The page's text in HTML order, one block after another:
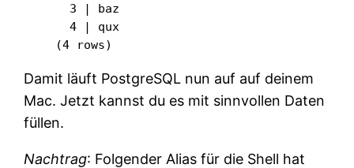
  3 | baz
  4 | qux
(4 rows)
Damit läuft PostgreSQL nun auf auf deinem
Mac. Jetzt kannst du es mit sinnvollen Daten
füllen.
Nachtrag: Folgender Alias für die Shell hat